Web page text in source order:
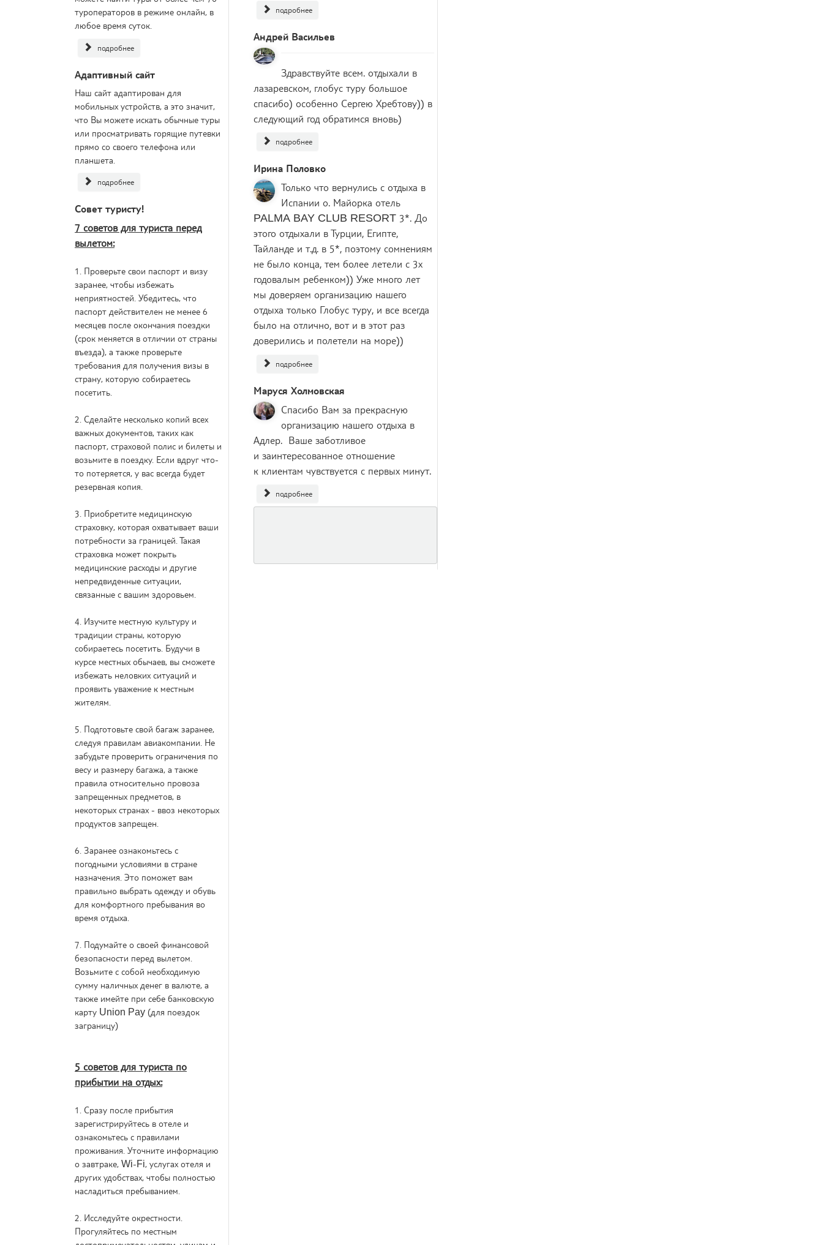
туроператоров в режиме онлайн, в
любое время суток.
подробнее
Адаптивный сайт
Наш сайт адаптирован для
мобильных устройств, а это значит,
что Вы можете искать обычные туры
или просматривать горящие путевки
прямо со своего телефона или
планшета.
подробнее
Совет туристу!
7 советов для туриста перед
вылетом:
1. Проверьте свои паспорт и визу
заранее, чтобы избежать
неприятностей. Убедитесь, что
паспорт действителен не менее 6
месяцев после окончания поездки
(срок меняется в отличии от страны
въезда), а также проверьте
требования для получения визы в
страну, которую собираетесь
посетить.
2. Сделайте несколько копий всех
важных документов, таких как
паспорт, страховой полис и билеты и
возьмите в поездку. Если вдруг что-
то потеряется, у вас всегда будет
резервная копия.
3. Приобретите медицинскую
страховку, которая охватывает ваши
потребности за границей. Такая
страховка может покрыть
медицинские расходы и другие
непредвиденные ситуации,
связанные с вашим здоровьем.
4. Изучите местную культуру и
традиции страны, которую
собираетесь посетить. Будучи в
курсе местных обычаев, вы сможете
избежать неловких ситуаций и
проявить уважение к местным
жителям.
5. Подготовьте свой багаж заранее,
следуя правилам авиакомпании. Не
забудьте проверить ограничения по
весу и размеру багажа, а также
правила относительно провоза
запрещенных предметов, в
некоторых странах - ввоз некоторых
продуктов запрещен.
6. Заранее ознакомьтесь с
погодными условиями в стране
назначения. Это поможет вам
правильно выбрать одежду и обувь
для комфортного пребывания во
время отдыха.
7. Подумайте о своей финансовой
безопасности перед вылетом.
Возьмите с собой необходимую
сумму наличных денег в валюте, а
также имейте при себе банковскую
карту Union Pay (для поездок
заграницу)
5 советов для туриста по
прибытии на отдых:
1. Сразу после прибытия
зарегистрируйтесь в отеле и
ознакомьтесь с правилами
проживания. Уточните информацию
о завтраке, Wi-Fi, услугах отеля и
других удобствах, чтобы полностью
насладиться пребыванием.
2. Исследуйте окрестности.
Прогуляйтесь по местным
подробнее
Андрей Васильев
Здравствуйте всем. отдыхали в
лазаревском, глобус туру большое
спасибо) особенно Сергею Хребтову)) в
следующий год обратимся вновь)
подробнее
Ирина Половко
Только что вернулись с отдыха в
Испании о. Майорка отель
PALMA BAY CLUB RESORT 3*. До
этого отдыхали в Турции, Египте,
Тайланде и т.д. в 5*, поэтому сомнениям
не было конца, тем более летели с 3х
годовалым ребенком)) Уже много лет
мы доверяем организацию нашего
отдыха только Глобус туру, и все всегда
было на отлично, вот и в этот раз
доверились и полетели на море))
подробнее
Маруся Холмовская
Спасибо Вам за прекрасную
организацию нашего отдыха в
Адлер. Ваше заботливое
и заинтересованное отношение
к клиентам чувствуется с первых минут.
подробнее